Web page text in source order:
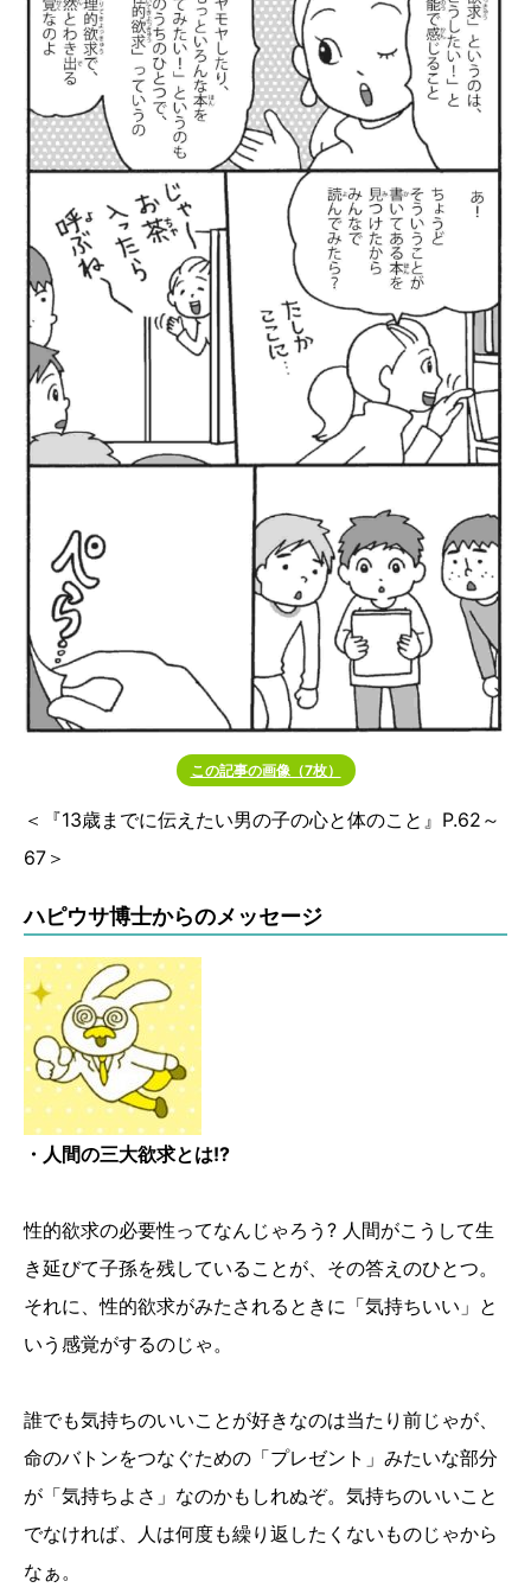
この記事の画像（7枚）
＜『13歳までに伝えたい男の子の心と体のこと』P.62～
67＞
ハピウサ博士からのメッセージ
・人間の三大欲求とは!?
性的欲求の必要性ってなんじゃろう? 人間がこうして生
き延びて子孫を残していることが、その答えのひとつ。
それに、性的欲求がみたされるときに「気持ちいい」と
いう感覚がするのじゃ。
誰でも気持ちのいいことが好きなのは当たり前じゃが、
命のバトンをつなぐための「プレゼント」みたいな部分
が「気持ちよさ」なのかもしれぬぞ。気持ちのいいこと
でなければ、人は何度も繰り返したくないものじゃから
なぁ。